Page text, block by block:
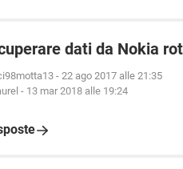
dati da Nokia
- 22 ago 2017 alle 21:35
- 13 mar 2018 alle 19:24